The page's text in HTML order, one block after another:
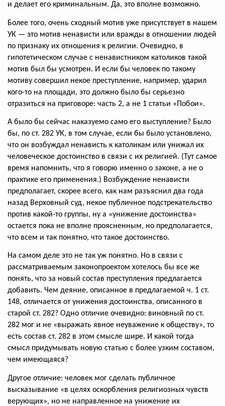
и делает его криминальным. Да, это вполне возможно.
Более того, очень сходный мотив уже присутствует в нашем
УК — это мотив ненависти или вражды в отношении людей
по признаку их отношения к религии. Очевидно, в
гипотетическом случае с ненавистником католиков такой
мотив был бы усмотрен. И если бы человек по такому
мотиву совершил некое преступление, например, ударил
кого-то на площади, это должно было бы серьезно
отразиться на приговоре: часть 2, а не 1 статьи «Побои».
А было бы сейчас наказуемо само его выступление? Было
бы, по ст. 282 УК, в том случае, если бы было установлено,
что он возбуждал ненависть к католикам или унижал их
человеческое достоинство в связи с их религией. (Тут самое
время напомнить, что я говорю именно о законе, а не о
практике его применения.) Возбуждение ненависти
предполагает, скорее всего, как нам разъяснил два года
назад Верховный суд, некое публичное подстрекательство
против какой-то группы, ну а «унижение достоинства»
остается пока не вполне проясненным, но предполагается,
что всем и так понятно, что такое достоинство.
На самом деле это не так уж понятно. Но в связи с
рассматриваемым законопроектом хотелось бы все же
понять, что за новый состав преступления предлагается
добавить. Чем деяние, описанное в предлагаемой ч. 1 ст.
148, отличается от унижения достоинства, описанного в
старой ст. 282? Одно отличие очевидно: виновный по ст.
282 мог и не «выражать явное неуважение к обществу», то
есть состав ст. 282 в этом смысле шире. И какой тогда
смысл придумывать новую статью с более узким составом,
чем имеющаяся?
Другое отличие: человек мог сделать публичное
высказывание «в целях оскорбления религиозных чувств
верующих», но не направленное на унижение их